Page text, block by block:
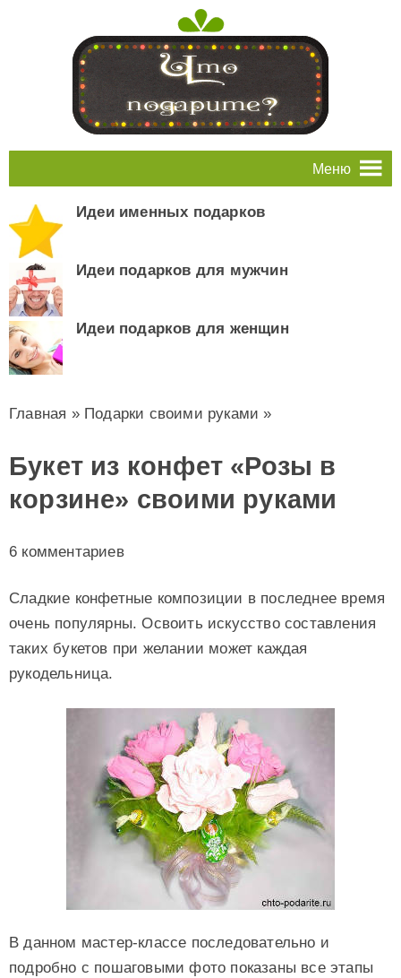
Меню
Идеи именных подарков
Идеи подарков для мужчин
Идеи подарков для женщин
Главная » Подарки своими руками »
Букет из конфет «Розы в
корзине» своими руками
6 комментариев
Сладкие конфетные композиции в последнее время
очень популярны. Освоить искусство составления
таких букетов при желании может каждая
рукодельница.
В данном мастер-классе последовательно и
подробно с пошаговыми фото показаны все этапы